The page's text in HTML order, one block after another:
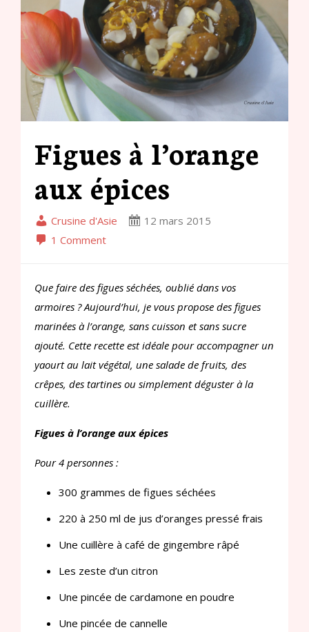
Figues à l’orange
aux épices
Crusine d'Asie
12 mars 2015
1 Comment
Que faire des figues séchées, oublié dans vos
armoires ? Aujourd’hui, je vous propose des figues
marinées à l’orange, sans cuisson et sans sucre
ajouté. Cette recette est idéale pour accompagner un
yaourt au lait végétal, une salade de fruits, des
crêpes, des tartines ou simplement déguster à la
cuillère.
Figues à l’orange aux épices
Pour 4 personnes :
300 grammes de figues séchées
220 à 250 ml de jus d’oranges pressé frais
Une cuillère à café de gingembre râpé
Les zeste d’un citron
Une pincée de cardamone en poudre
Une pincée de cannelle